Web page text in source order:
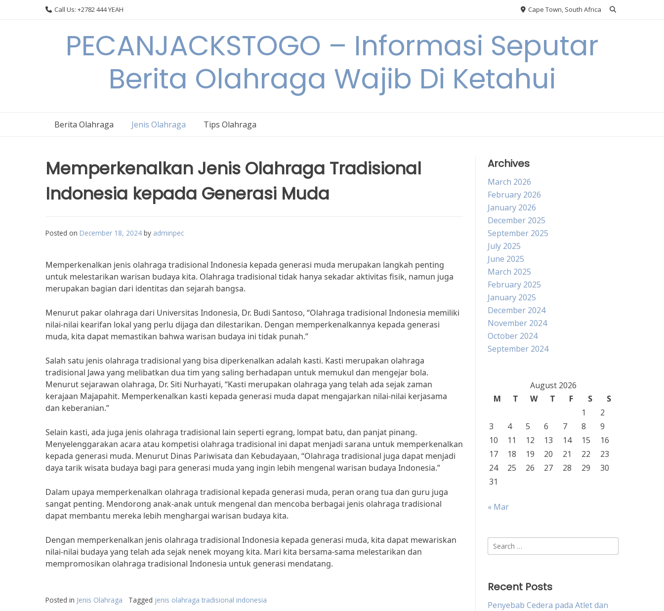
Call Us: +2782 444 YEAH Cape Town, South Africa
PECANJACKSTOGO – Informasi Seputar
Berita Olahraga Wajib Di Ketahui
Berita Olahraga Jenis Olahraga Tips Olahraga
Memperkenalkan Jenis Olahraga Tradisional
Indonesia kepada Generasi Muda
Posted on December 18, 2024 by adminpec
Memperkenalkan jenis olahraga tradisional Indonesia kepada generasi muda merupakan langkah penting
untuk melestarikan warisan budaya kita. Olahraga tradisional tidak hanya sekadar aktivitas fisik, namun juga
merupakan bagian dari identitas dan sejarah bangsa.
Menurut pakar olahraga dari Universitas Indonesia, Dr. Budi Santoso, “Olahraga tradisional Indonesia memiliki
nilai-nilai kearifan lokal yang perlu dijaga dan dilestarikan. Dengan memperkenalkannya kepada generasi
muda, kita dapat memastikan bahwa warisan budaya ini tidak punah.”
Salah satu jenis olahraga tradisional yang bisa diperkenalkan adalah kasti. Kasti merupakan olahraga
tradisional Jawa yang melibatkan dua tim yang saling berhadapan untuk memukul dan mengejar bola.
Menurut sejarawan olahraga, Dr. Siti Nurhayati, “Kasti merupakan olahraga yang telah ada sejak zaman
kerajaan Majapahit. Memperkenalkan kasti kepada generasi muda dapat mengajarkan nilai-nilai kerjasama
dan keberanian.”
Selain kasti, ada juga jenis olahraga tradisional lain seperti egrang, lompat batu, dan panjat pinang.
Menyelenggarakan acara atau kompetisi olahraga tradisional ini dapat menjadi sarana untuk memperkenalkan
kepada generasi muda. Menurut Dinas Pariwisata dan Kebudayaan, “Olahraga tradisional juga dapat menjadi
daya tarik wisata budaya bagi para generasi muda yang ingin lebih mengenal warisan budaya Indonesia.”
Dalam upaya memperkenalkan olahraga tradisional kepada generasi muda, peran orang tua dan guru juga
sangat penting. Mendorong anak-anak untuk mengenal dan mencoba berbagai jenis olahraga tradisional
dapat membantu mereka lebih menghargai warisan budaya kita.
Dengan memperkenalkan jenis olahraga tradisional Indonesia kepada generasi muda, kita dapat mewariskan
nilai-nilai budaya yang telah ada sejak nenek moyang kita. Mari kita bersama-sama melestarikan dan
mempromosikan olahraga tradisional Indonesia untuk generasi mendatang.
Posted in Jenis Olahraga Tagged jenis olahraga tradisional indonesia
Archives
March 2026
February 2026
January 2026
December 2025
September 2025
July 2025
June 2025
March 2025
February 2025
January 2025
December 2024
November 2024
October 2024
September 2024
August 2026
M
T W T F S
S
1
2
3
4 5 6 7 8
9
10
11 12 13 14 15
16
17
18 19 20 21 22
23
24
25 26 27 28 29
30
31
« Mar
Search
for:
Recent Posts
Penyebab Cedera pada Atlet dan